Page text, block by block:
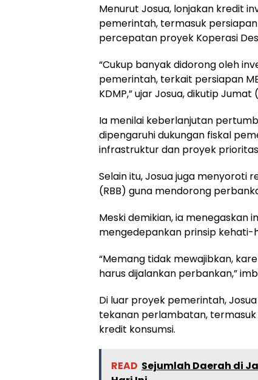
Menurut Josua, lonjakan kredit
pemerintah, termasuk
percepatan proyek Koperasi
“Cukup banyak didorong oleh
pemerintah, terkait persiapan
KDMP,” ujar Josua, dikutip
Ia menilai keberlanjutan
dipengaruhi dukungan fiskal
infrastruktur dan proyek
Selain itu, Josua juga menyoroti
(RBB) guna mendorong
Meski demikian, ia
mengedepankan prinsip kehati-
“Memang tidak mewajibkan,
harus dijalankan perbankan,”
Di luar proyek pemerintah,
tekanan perlambatan, termasuk
kredit konsumsi.
READ Sejumlah Daerah di